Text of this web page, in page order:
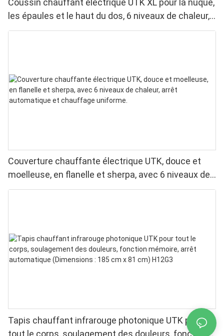
Coussin chauffant électrique UTK XL pour la nuque,
les épaules et le haut du dos, 6 niveaux de chaleur,
lavable en machine
Couverture chauffante électrique UTK, douce et
moelleuse, en flanelle et sherpa, avec 6 niveaux de
chaleur, arrêt automatique et chauffage uniforme.
Tapis chauffant infrarouge photonique UTK pour
tout le corps, soulagement des douleurs, fonction